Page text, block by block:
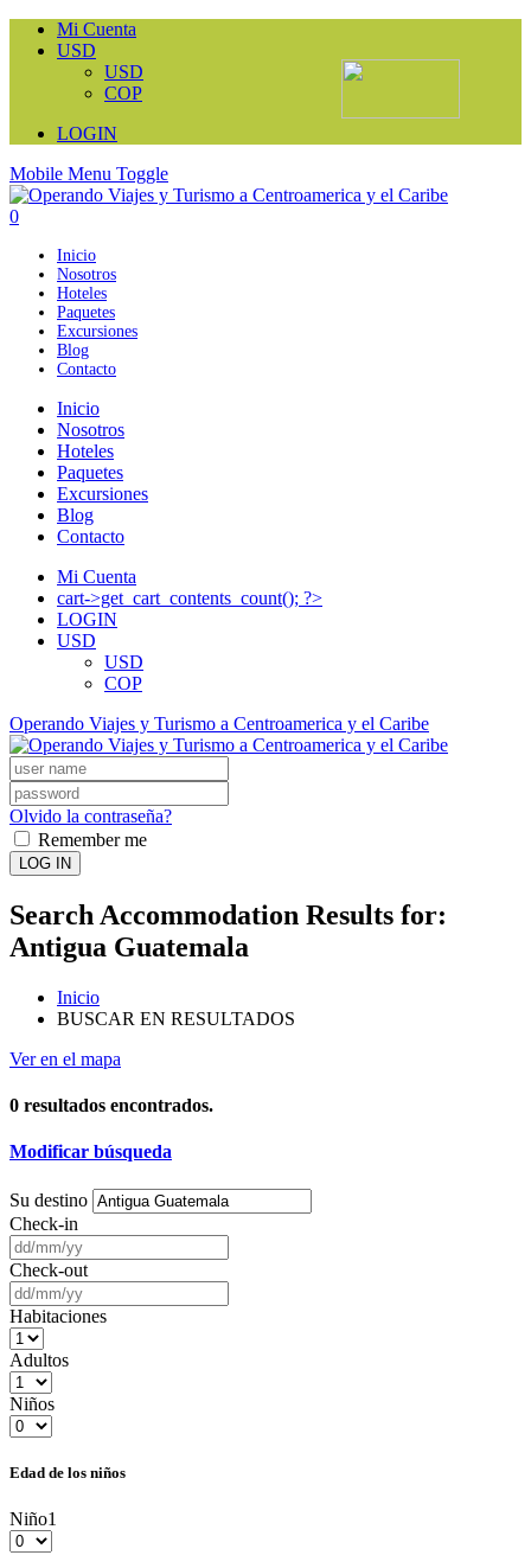
Mi Cuenta
USD
USD
COP
LOGIN
Mobile Menu Toggle
0
Inicio
Nosotros
Hoteles
Paquetes
Excursiones
Blog
Contacto
Inicio
Nosotros
Hoteles
Paquetes
Excursiones
Blog
Contacto
Mi Cuenta
cart->get_cart_contents_count(); ?>
LOGIN
USD
USD
COP
Operando Viajes y Turismo a Centroamerica y el Caribe
Olvido la contraseña?
Remember me
LOG IN
Search Accommodation Results for:
Antigua Guatemala
Inicio
BUSCAR EN RESULTADOS
Ver en el mapa
0 resultados encontrados.
Modificar búsqueda
Su destino
Check-in
Check-out
Habitaciones
Adultos
Niños
Edad de los niños
Niño1